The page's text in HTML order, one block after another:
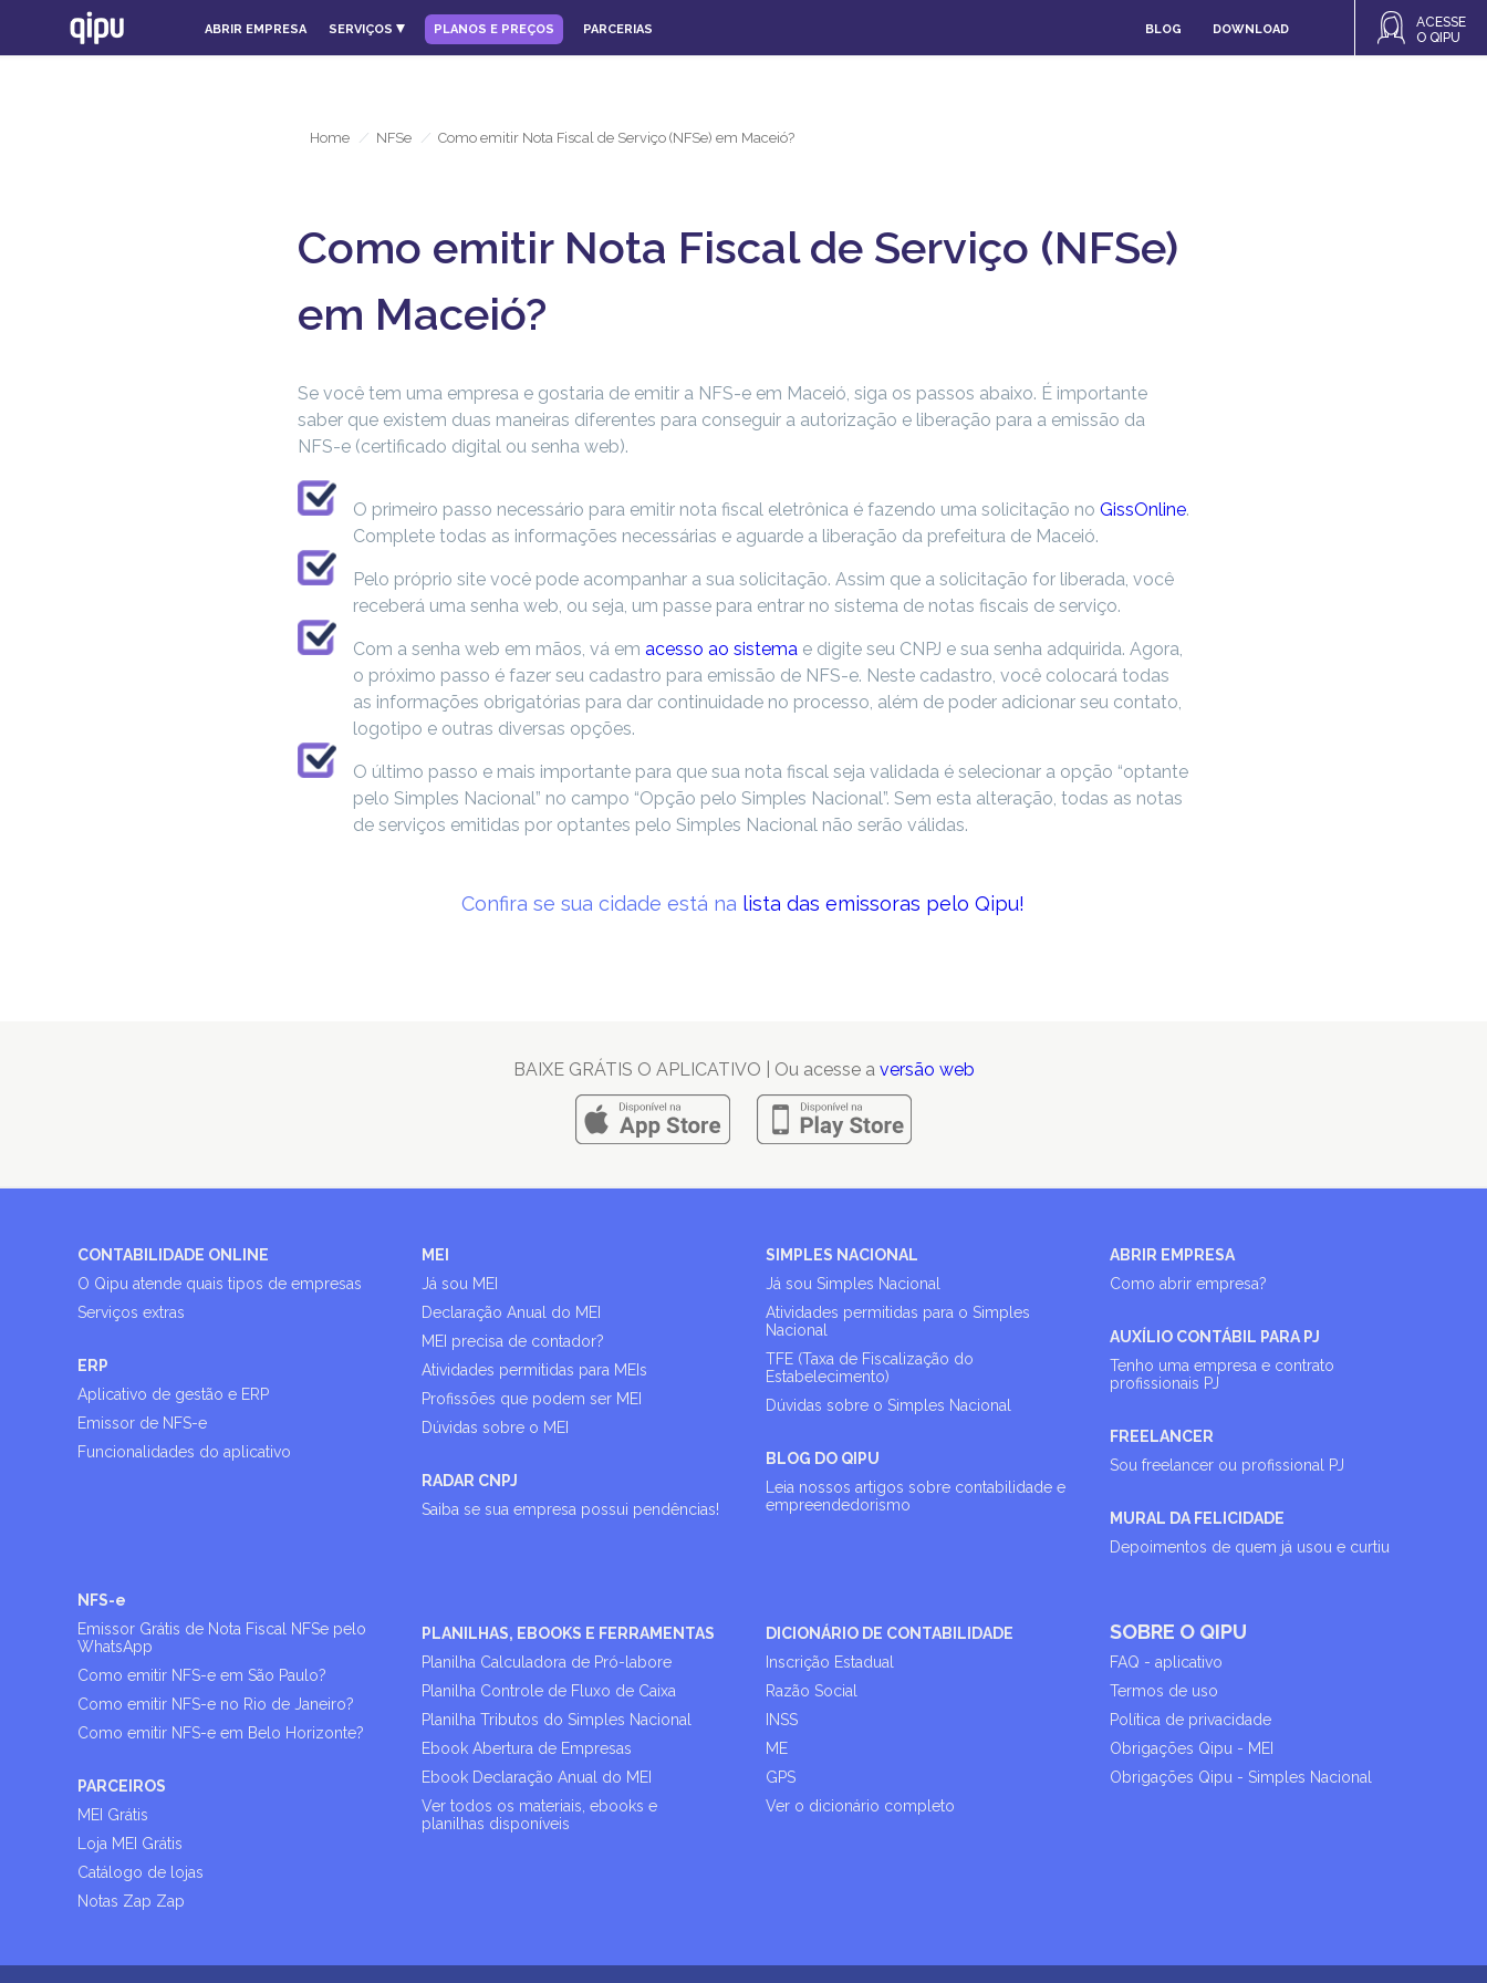
ABRIR EMPRESA SERVIÇOS PLANOS E PREÇOS PARCERIAS BLOG DOWNLOAD
ACESSE
O QIPU
Home / NFSe / Como emitir Nota Fiscal de Serviço (NFSe) em Maceió?
Como emitir Nota Fiscal de Serviço (NFSe)
em Maceió?
Se você tem uma empresa e gostaria de emitir a NFS-e em Maceió, siga os passos abaixo. É importante
saber que existem duas maneiras diferentes para conseguir a autorização e liberação para a emissão da
NFS-e (certificado digital ou senha web).
O primeiro passo necessário para emitir nota fiscal eletrônica é fazendo uma solicitação no GissOnline.
Complete todas as informações necessárias e aguarde a liberação da prefeitura de Maceió.
Pelo próprio site você pode acompanhar a sua solicitação. Assim que a solicitação for liberada, você
receberá uma senha web, ou seja, um passe para entrar no sistema de notas fiscais de serviço.
Com a senha web em mãos, vá em acesso ao sistemae digite seu CNPJ e sua senha adquirida. Agora,
o próximo passo é fazer seu cadastro para emissão de NFS-e. Neste cadastro, você colocará todas
as informações obrigatórias para dar continuidade no processo, além de poder adicionar seu contato,
logotipo e outras diversas opções.
O último passo e mais importante para que sua nota fiscal seja validada é selecionar a opção “optante
pelo Simples Nacional” no campo “Opção pelo Simples Nacional”. Sem esta alteração, todas as notas
de serviços emitidas por optantes pelo Simples Nacional não serão válidas.
Confira se sua cidade está na lista das emissoras pelo Qipu!
BAIXE GRÁTIS O APLICATIVO | Ou acesse a versão web
CONTABILIDADE ONLINE
O Qipu atende quais tipos de empresas
Serviços extras
ERP
Aplicativo de gestão e ERP
Emissor de NFS-e
Funcionalidades do aplicativo
MEI
Já sou MEI
Declaração Anual do MEI
MEI precisa de contador?
Atividades permitidas para MEIs
Profissões que podem ser MEI
Dúvidas sobre o MEI
RADAR CNPJ
Saiba se sua empresa possui pendências!
SIMPLES NACIONAL
Já sou Simples Nacional
Atividades permitidas para o Simples
Nacional
TFE (Taxa de Fiscalização do
Estabelecimento)
Dúvidas sobre o Simples Nacional
BLOG DO QIPU
Leia nossos artigos sobre contabilidade e
empreendedorismo
ABRIR EMPRESA
Como abrir empresa?
AUXÍLIO CONTÁBIL PARA PJ
Tenho uma empresa e contrato
profissionais PJ
FREELANCER
Sou freelancer ou profissional PJ
MURAL DA FELICIDADE
Depoimentos de quem já usou e curtiu
NFS-e
Emissor Grátis de Nota Fiscal NFSe pelo
WhatsApp
Como emitir NFS-e em São Paulo?
Como emitir NFS-e no Rio de Janeiro?
Como emitir NFS-e em Belo Horizonte?
PARCEIROS
MEI Grátis
Loja MEI Grátis
Catálogo de lojas
Notas Zap Zap
PLANILHAS, EBOOKS E FERRAMENTAS
Planilha Calculadora de Pró-labore
Planilha Controle de Fluxo de Caixa
Planilha Tributos do Simples Nacional
Ebook Abertura de Empresas
Ebook Declaração Anual do MEI
Ver todos os materiais, ebooks e
planilhas disponíveis
DICIONÁRIO DE CONTABILIDADE
Inscrição Estadual
Razão Social
INSS
ME
GPS
Ver o dicionário completo
SOBRE O QIPU
FAQ - aplicativo
Termos de uso
Política de privacidade
Obrigações Qipu - MEI
Obrigações Qipu - Simples Nacional